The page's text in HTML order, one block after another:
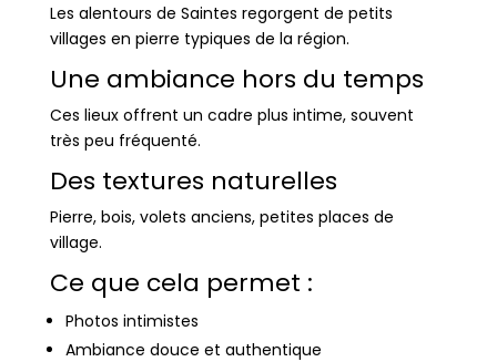
Les alentours de Saintes regorgent de petits
villages en pierre typiques de la région.
Une ambiance hors du temps
Ces lieux offrent un cadre plus intime, souvent
très peu fréquenté.
Des textures naturelles
Pierre, bois, volets anciens, petites places de
village.
Ce que cela permet :
Photos intimistes
Ambiance douce et authentique